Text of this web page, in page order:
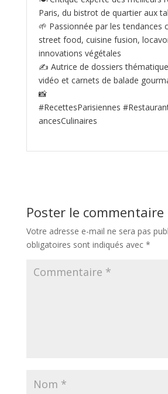
Paris, du bistrot de quartier aux
🌱 Passionnée par les tendances
street food, cuisine fusion,
innovations végétales
✍️ Autrice de dossiers
vidéo et carnets de balade
📸
#RecettesParisiennes
ancesCulinaires
Poster le commentaire
Votre adresse e-mail ne sera pas
obligatoires sont indiqués avec *